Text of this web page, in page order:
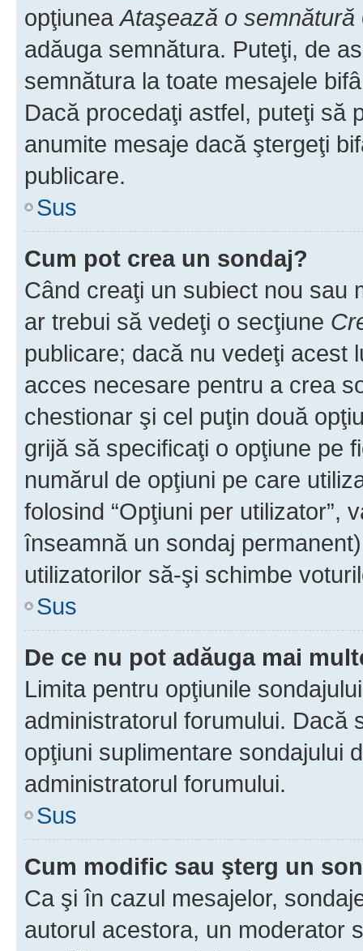
opţiuneaAtaşează o semnătură
adăuga semnătura. Puteţi, de
semnătura la toate mesajele
Dacă procedaţi astfel, puteţi să
anumite mesaje dacă ştergeţi
publicare.
Sus
Cum pot crea un sondaj?
Când creaţi un subiect nou sau
ar trebui să vedeţi o secţiune
publicare; dacă nu vedeţi acest
acces necesare pentru a crea
chestionar şi cel puţin două
grijă să specificaţi o opţiune pe
numărul de opţiuni pe care
folosind “Opţiuni per utilizator”,
înseamnă un sondaj
utilizatorilor să-şi schimbe
Sus
De ce nu pot adăuga mai
Limita pentru opţiunile
administratorul forumului. Dacă
opţiuni suplimentare sondajului
administratorul forumului.
Sus
Cum modific sau şterg un
Ca şi în cazul mesajelor,
autorul acestora, un moderator